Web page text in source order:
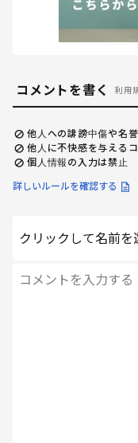
コメントを書く 利用
他人への誹謗中傷や名
他人に不快感を与える
個人情報の入力は禁止
詳しいルールを確認する
クリックして名前を